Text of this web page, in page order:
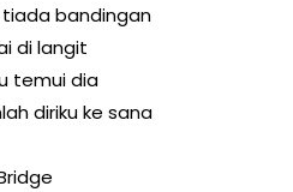
bandingan
di langit
temui dia
diriku ke sana